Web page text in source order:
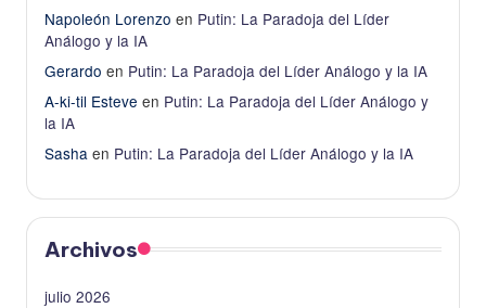
Napoleón Lorenzo en Putin: La Paradoja del Líder
Análogo y la IA
Gerardo en Putin: La Paradoja del Líder Análogo y la IA
A-ki-til Esteve en Putin: La Paradoja del Líder Análogo y
la IA
Sasha en Putin: La Paradoja del Líder Análogo y la IA
Archivos
julio 2026